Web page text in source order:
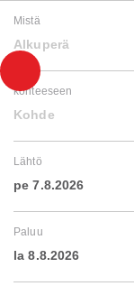
Mistä
Alkuperä
kohteeseen
Kohde
Lähtö
pe 7.8.2026
Paluu
la 8.8.2026